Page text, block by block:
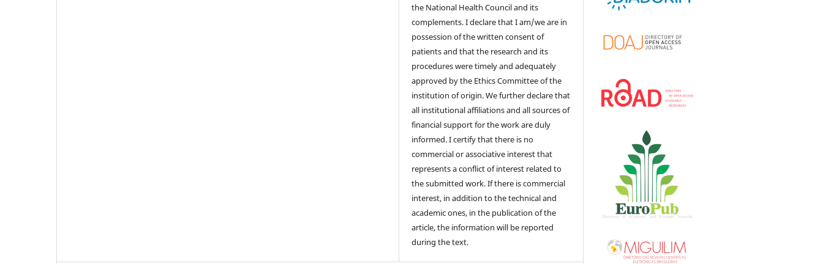
the National Health Council and its
complements. I declare that I am/we are in
possession of the written consent of
patients and that the research and its
procedures were timely and adequately
approved by the Ethics Committee of the
institution of origin. We further declare that
all institutional affiliations and all sources of
financial support for the work are duly
informed. I certify that there is no
commercial or associative interest that
represents a conflict of interest related to
the submitted work. If there is commercial
interest, in addition to the technical and
academic ones, in the publication of the
article, the information will be reported
during the text.